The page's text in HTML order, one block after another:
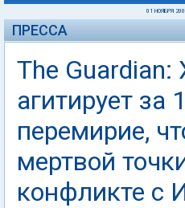
01 НОЯБРЯ
ПРЕССА
The
агитирует за
перемирие,
мертвой
конфликте с